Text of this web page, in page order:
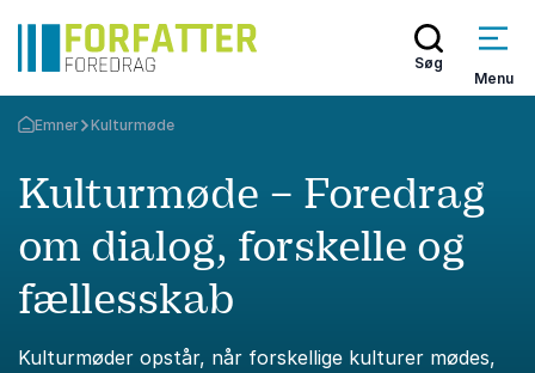
Søg
Menu
Tilbage til forsiden
Emner Kulturmøde
Kulturmøde – Foredrag
om dialog, forskelle og
fællesskab
Kulturmøder opstår, når forskellige kulturer mødes,